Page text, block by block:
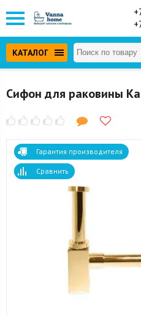
КАТАЛОГ
Сифон для раковины
Гарантия производителя
Сравнить